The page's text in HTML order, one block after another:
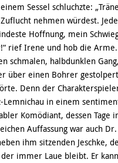
Sessel schluchzte:
nehmen würdest.
Hoffnung, mein
rief Irene und hob die
schmalen, halbdunklen
über einen Bohrer
Denn der
Lemnichau in einem
Komödiant, dessen Tage
Auffassung war auch
ihm sitzenden Jeschke,
immer Laue bleibt. Er